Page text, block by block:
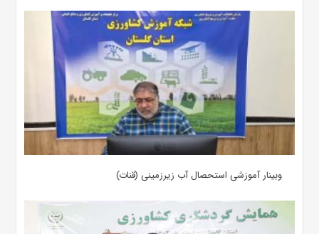
وبینار آموزشی استحصال آب زیرزمینی (قنات)